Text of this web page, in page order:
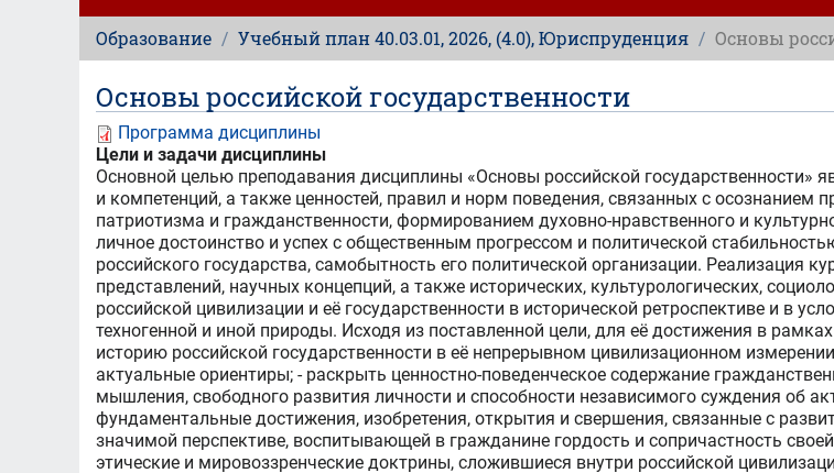
Образование Учебный план 40.03.01, 2026, (4.0), Юриспруденция Основы
Основы российской государственности
Программа дисциплины
Цели и задачи дисциплины
Основной целью преподавания дисциплины «Основы российской
и компетенций, а также ценностей, правил и норм поведения, связанных с осознанием
патриотизма и гражданственности, формированием духовно-нравственного и
личное достоинство и успех с общественным прогрессом и политической
российского государства, самобытность его политической организации. Реализация
представлений, научных концепций, а также исторических, культурологических,
российской цивилизации и её государственности в исторической ретроспективе и в
техногенной и иной природы. Исходя из поставленной цели, для её достижения в
историю российской государственности в её непрерывном цивилизационном
актуальные ориентиры; - раскрыть ценностно-поведенческое содержание
мышления, свободного развития личности и способности независимого суждения об
фундаментальные достижения, изобретения, открытия и свершения, связанные с
значимой перспективе, воспитывающей в гражданине гордость и сопричастность
этические и мировоззренческие доктрины, сложившиеся внутри российской